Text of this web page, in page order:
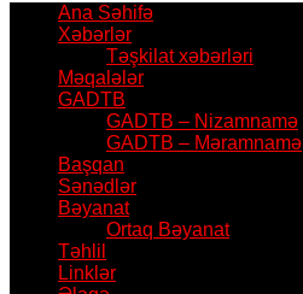
Ana Səhifə
Xəbərlər
Təşkilat xəbərləri
Məqalələr
GADTB
GADTB – Nizamnamə
GADTB – Məramnamə
Başqan
Sənədlər
Bəyanat
Ortaq Bəyanat
Təhlil
Linklər